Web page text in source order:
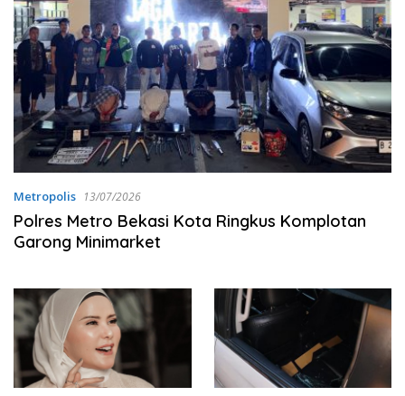
Metropolis 13/07/2026
Polres Metro Bekasi Kota Ringkus Komplotan
Garong Minimarket